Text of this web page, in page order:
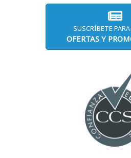
SUSCRÍBETE
OFERTAS Y